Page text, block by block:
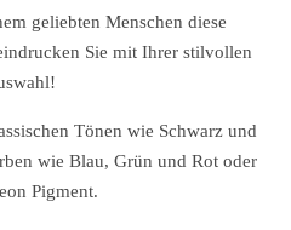
geliebten Menschen diese
Sie mit Ihrer stilvollen
Tönen wie Schwarz und
wie Blau, Grün und Rot oder
Pigment.